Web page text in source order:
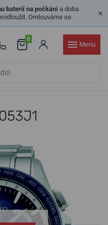
baterií na počkánía doba
Omlouváme se.
0
Menu